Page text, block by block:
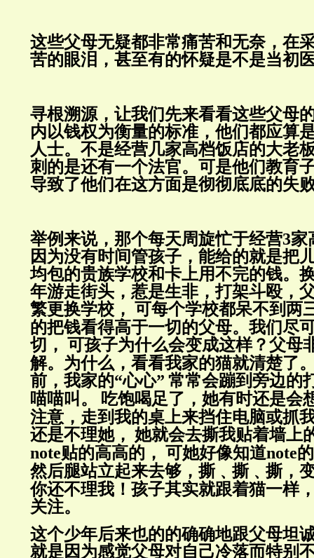
这些父母无疑都非常痛苦和无奈，在
苦的眼泪，甚至有的怀疑是不是当初
寻根溯源，让我们先来看看这些父母
内以钱权为衡量的标准，他们都应算
人士。不是经营几家高档饭店的大老
刺的是还有一个法官。可是他们教育
导致了他们在这方面是彻彻底底的失
举例来说，那个每天周旋忙于经营3家
因为没有时间管孩子，能给的就是把
均包的贵族学校和卡上用不完的钱。
年游走街头，惹是生非，打架斗殴，
繁更换学校， 可每个学校都呆不到两
的把钱看得高于一切的父母。我们尽
切， 可孩子为什么会变成这样？父母
解。为什么， 看看我家的猫就清楚了
前，我家的“心心” 常常会蹦到旁边的
喵喵叫。
吃饱喝足了， 她有时还是会
注意，走到我的桌上来挡住电脑或抓
还是不理她， 她就会去撕我贴着墙上
note贴的高高的， 可她好像知道note
然后腿站立起来去够，撕﹑撕﹑撕，
你还不理我！孩子其实就跟着猫一样
关注。
这个少年后来也的的确确地跟父母坦
就是因为感觉父母对自己冷落而特别